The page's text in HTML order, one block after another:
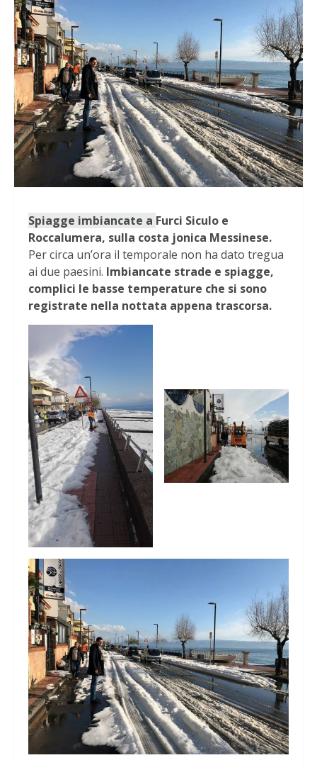
Spiagge imbiancate a Furci Siculo e
Roccalumera, sulla costa jonica Messinese.
Per circa un’ora il temporale non ha dato tregua
ai due paesini. Imbiancate strade e spiagge,
complici le basse temperature che si sono
registrate nella nottata appena trascorsa.